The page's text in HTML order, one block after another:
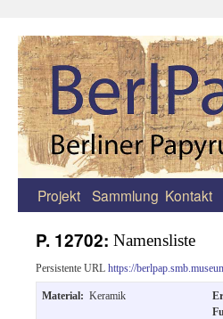
Zum
springen
Projekt Sammlung Kontakt
P. 12702: Namensliste
Persistente URL https://
Material: Keramik